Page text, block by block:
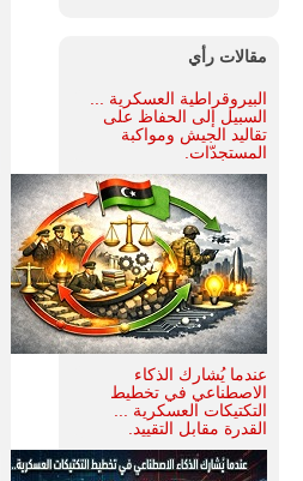
مقالات رأي
البيروقراطية العسكرية ...
السبيل إلى الحفاظ على
تقاليد الجيش ومواكبة
المستجدّات.
عندما يُشارك الذكاء
الاصطناعي في تخطيط
التكتيكات العسكرية ...
القدرة مقابل التقييد.